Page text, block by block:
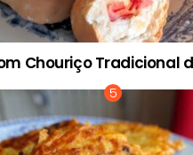
Chouriço Tradicional